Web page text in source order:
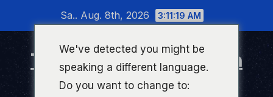
wechseln
Sa.. Aug. 8th, 2026 3:11:19 AM
Timeline Bad Kreuznach
Infonetzwerk für Bad Kreuznach
We've detected you might be
speaking a different language.
Do you want to change to: